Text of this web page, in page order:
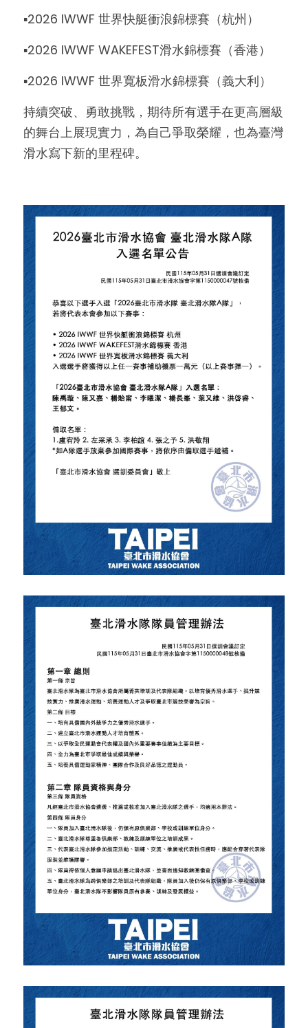
▪️2026 IWWF 世界快艇衝浪錦標賽（杭州）
▪️2026 IWWF WAKEFEST滑水錦標賽（香港）
▪️2026 IWWF 世界寬板滑水錦標賽（義大利）
持續突破、勇敢挑戰，期待所有選手在更高層級
的舞台上展現實力，為自己爭取榮耀，也為臺灣
滑水寫下新的里程碑。